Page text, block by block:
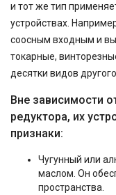
и тот же тип
устройствах.
соосным входным и
токарные,
десятки видов
Вне зависимости
редуктора, их
признаки:
Чугунный или
маслом. Он
пространства.